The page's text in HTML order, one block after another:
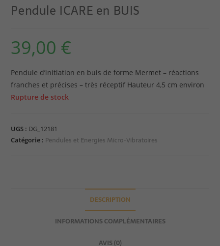
Pendule ICARE en BUIS
39,00 €
Pendule d’initiation en buis de forme Mermet – réactions
franches et précises – très réceptif Hauteur 4,5 cm environ
Rupture de stock
UGS : DG_12181
Catégorie : Pendules et Energies Micro-Vibratoires
DESCRIPTION
INFORMATIONS COMPLÉMENTAIRES
AVIS (0)